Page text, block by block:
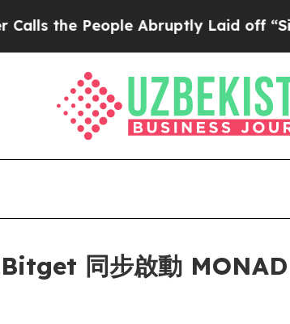
People Abruptly Laid off “Simply a
同步啟動